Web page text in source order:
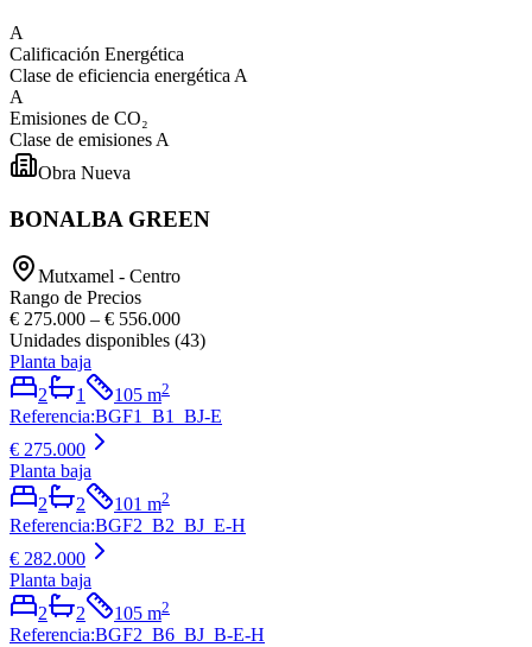
A
Calificación Energética
Clase de eficiencia energética A
A
Emisiones de CO₂
Clase de emisiones A
Obra Nueva
BONALBA GREEN
Mutxamel - Centro
Rango de Precios
€ 275.000 – € 556.000
Unidades disponibles (43)
Planta baja
2
1 105 m2
Referencia:BGF1_B1_BJ-E
€ 275.000
Planta baja
2
2 101 m2
Referencia:BGF2_B2_BJ_E-H
€ 282.000
Planta baja
2
2 105 m2
Referencia:BGF2_B6_BJ_B-E-H